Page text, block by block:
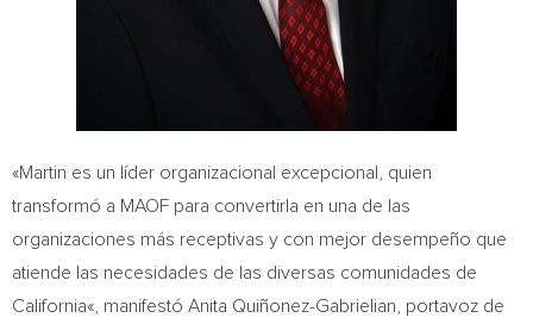
«Martin es un líder organizacional excepcional, quien
transformó a MAOF para convertirla en una de las
organizaciones más receptivas y con mejor desempeño que
atiende las necesidades de las diversas comunidades de
California«, manifestó Anita Quiñonez-Gabrielian, portavoz de